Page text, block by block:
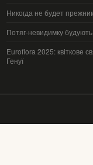
Никогда не будет
Потяг-невидимку будують
Euroflora 2025: квіткове
Генуї